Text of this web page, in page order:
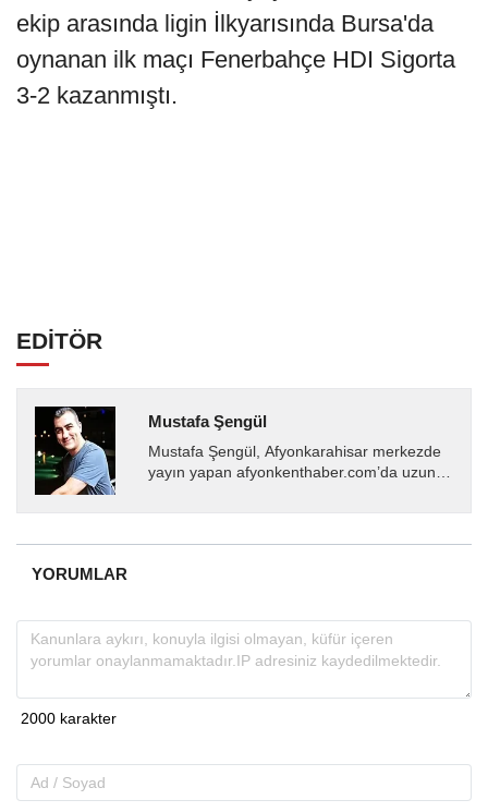
ekip arasında ligin İlkyarısında Bursa'da
oynanan ilk maçı Fenerbahçe HDI Sigorta
3-2 kazanmıştı.
EDİTÖR
Mustafa Şengül
Mustafa Şengül, Afyonkarahisar merkezde
yayın yapan afyonkenthaber.com’da uzun
almakta, haber akışı...
YORUMLAR